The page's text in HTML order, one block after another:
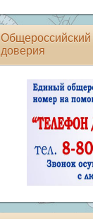
Общероссийский
доверия